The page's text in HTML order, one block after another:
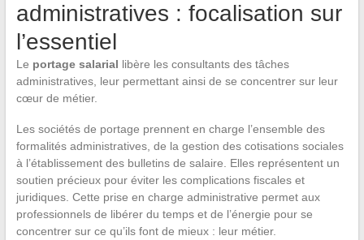
administratives : focalisation sur
l’essentiel
Le portage salarial libère les consultants des tâches
administratives, leur permettant ainsi de se concentrer sur leur
cœur de métier.
Les sociétés de portage prennent en charge l’ensemble des
formalités administratives, de la gestion des cotisations sociales
à l’établissement des bulletins de salaire. Elles représentent un
soutien précieux pour éviter les complications fiscales et
juridiques. Cette prise en charge administrative permet aux
professionnels de libérer du temps et de l’énergie pour se
concentrer sur ce qu’ils font de mieux : leur métier.